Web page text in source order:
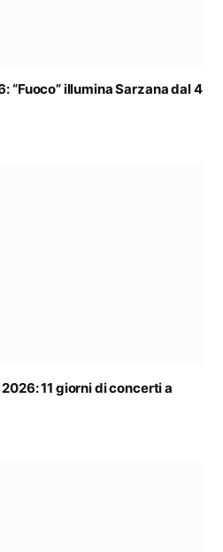
“Fuoco” illumina Sarzana dal 4
11 giorni di concerti a